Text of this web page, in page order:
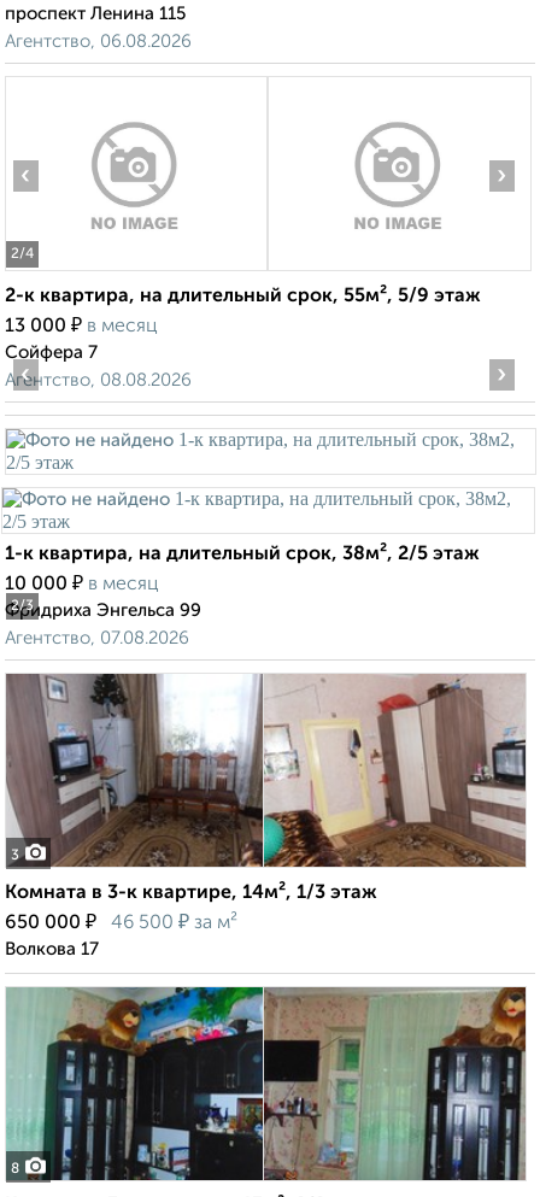
проспект Ленина 115
Агентство, 06.08.2026
2/4
‹ ›
2-к квартира, на длительный срок, 55м², 5/9 этаж
13 000 ₽ в месяц
Сойфера 7
Агентство, 08.08.2026
2/3
‹ ›
1-к квартира, на длительный срок, 38м², 2/5 этаж
10 000 ₽ в месяц
Фридриха Энгельса 99
Агентство, 07.08.2026
3
Комната в 3-к квартире, 14м², 1/3 этаж
650 000 ₽ 46 500 ₽ за м²
Волкова 17
8